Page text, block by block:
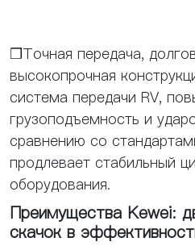
❒Точная передача,
высокопрочная
система передачи RV,
грузоподъемность и
сравнению со
продлевает стабильный
оборудования.
Преимущества Kewei:
скачок в